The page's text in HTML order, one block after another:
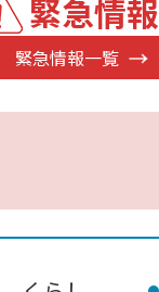
緊急情報
緊急情報一覧